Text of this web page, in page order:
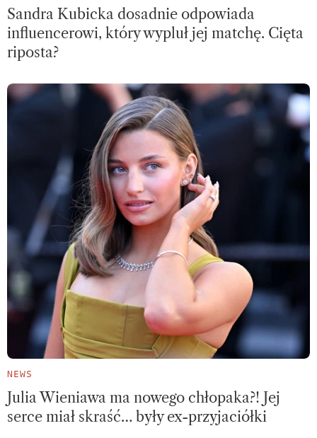
Sandra Kubicka dosadnie odpowiada
influencerowi, który wypluł jej matchę. Cięta
riposta?
NEWS
Julia Wieniawa ma nowego chłopaka?! Jej
serce miał skraść… były ex-przyjaciółki